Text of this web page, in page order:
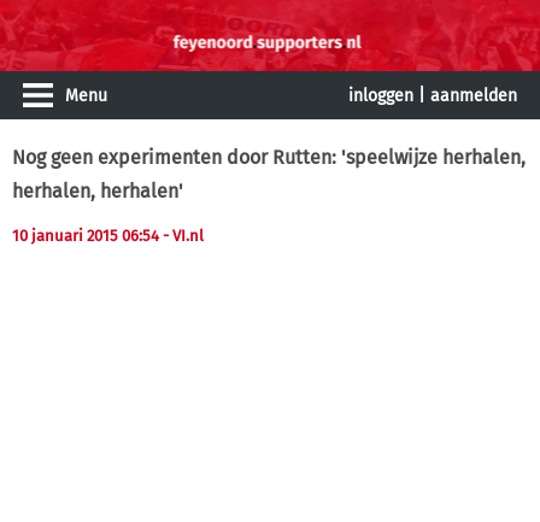
Menu inloggen aanmelden
Nog geen experimenten door Rutten: 'speelwijze herhalen,
herhalen, herhalen'
10 januari 2015 06:54 - VI.nl